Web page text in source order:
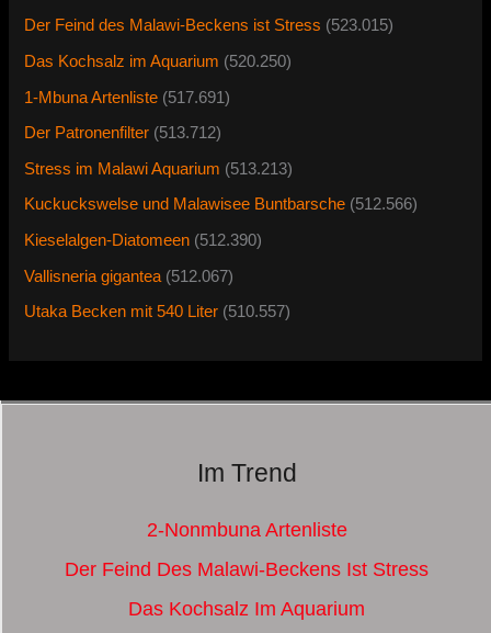
Der Feind des Malawi-Beckens ist Stress (523.015)
Das Kochsalz im Aquarium (520.250)
1-Mbuna Artenliste (517.691)
Der Patronenfilter (513.712)
Stress im Malawi Aquarium (513.213)
Kuckuckswelse und Malawisee Buntbarsche (512.566)
Kieselalgen-Diatomeen (512.390)
Vallisneria gigantea (512.067)
Utaka Becken mit 540 Liter (510.557)
Im Trend
2-Nonmbuna Artenliste
Der Feind Des Malawi-Beckens Ist Stress
Das Kochsalz Im Aquarium